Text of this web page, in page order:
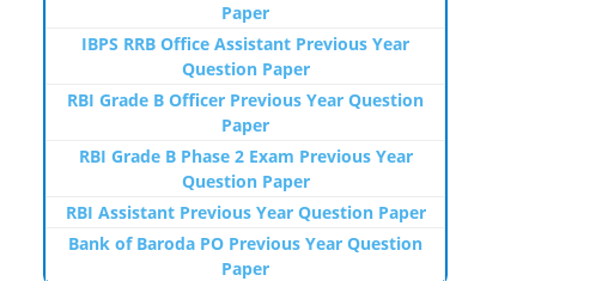
Paper
IBPS RRB Office Assistant Previous Year
Question Paper
RBI Grade B Officer Previous Year Question
Paper
RBI Grade B Phase 2 Exam Previous Year
Question Paper
RBI Assistant Previous Year Question Paper
Bank of Baroda PO Previous Year Question
Paper